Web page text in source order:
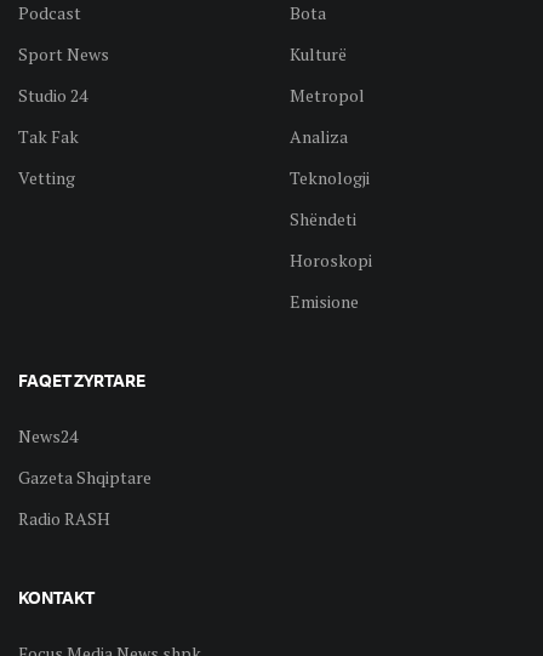
Podcast
Sport News
Studio 24
Tak Fak
Vetting
Bota
Kulturë
Metropol
Analiza
Teknologji
Shëndeti
Horoskopi
Emisione
FAQET ZYRTARE
News24
Gazeta Shqiptare
Radio RASH
KONTAKT